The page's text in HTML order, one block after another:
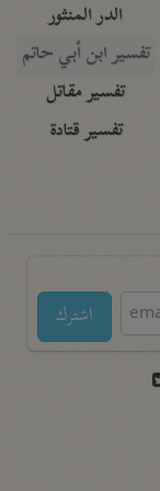
الدر المنثور
تفسير ابن أبي حاتم
تفسير مقاتل
تفسير قتادة
اشترك